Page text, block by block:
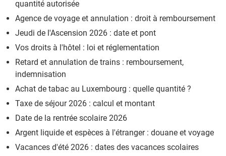
quantité autorisée
Agence de voyage et annulation : droit à remboursement
Jeudi de l'Ascension 2026 : date et pont
Vos droits à l'hôtel : loi et réglementation
Retard et annulation de trains : remboursement,
indemnisation
Achat de tabac au Luxembourg : quelle quantité ?
Taxe de séjour 2026 : calcul et montant
Date de la rentrée scolaire 2026
Argent liquide et espèces à l'étranger : douane et voyage
Vacances d'été 2026 : dates des vacances scolaires